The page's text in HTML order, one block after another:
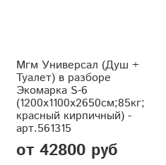
Мгм Универсал (Душ +
Туалет) в разборе
Экомарка S-6
(1200x1100x2650см;85кг;
красный кирпичный) -
арт.561315
от 42800 руб